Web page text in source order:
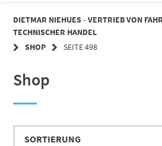
DIETMAR NIEHUES - VERTRIEB VON
TECHNISCHER HANDEL
SHOP
SEITE 498
Shop